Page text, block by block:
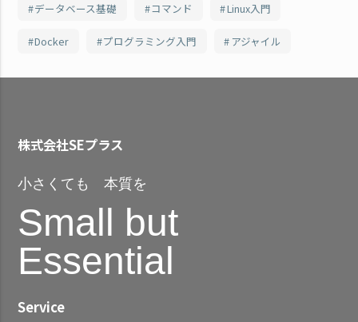
データベース基礎 コマンド Linux入門
Docker プログラミング入門 アジャイル
株式会社SEプラス
小さくても 本質を
Small but
Essential
Service